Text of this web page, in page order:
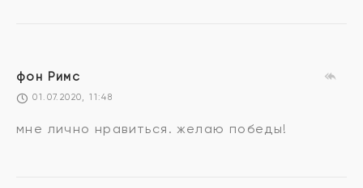
фон Римс
01.07.2020, 11:48
мне лично нравиться. желаю победы!